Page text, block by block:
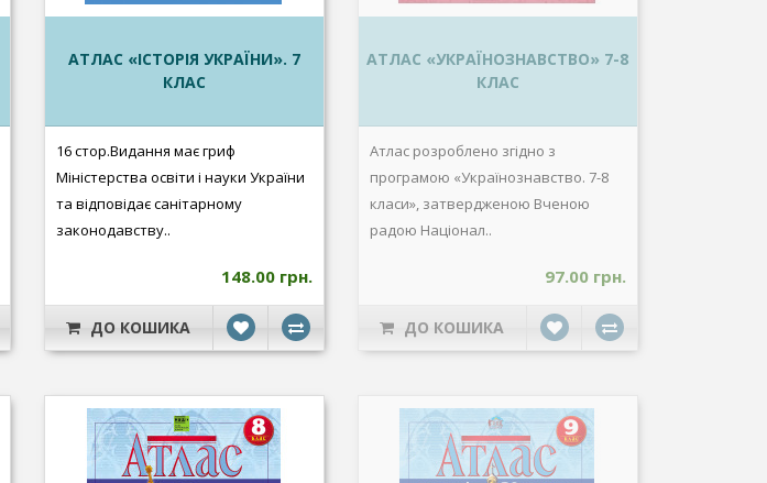
АТЛАС «ІСТОРІЯ УКРАЇНИ». 7
КЛАС
16 стор.Видання має гриф
Міністерства освіти і науки України
та відповідає санітарному
законодавству..
148.00 грн.
ДО КОШИКА
АТЛАС «УКРАЇНОЗНАВСТВО» 7-8
КЛАС
Атлас розроблено згідно з
програмою «Українознавство. 7-8
класи», затвердженою Вченою
радою Націонал..
97.00 грн.
ДО КОШИКА